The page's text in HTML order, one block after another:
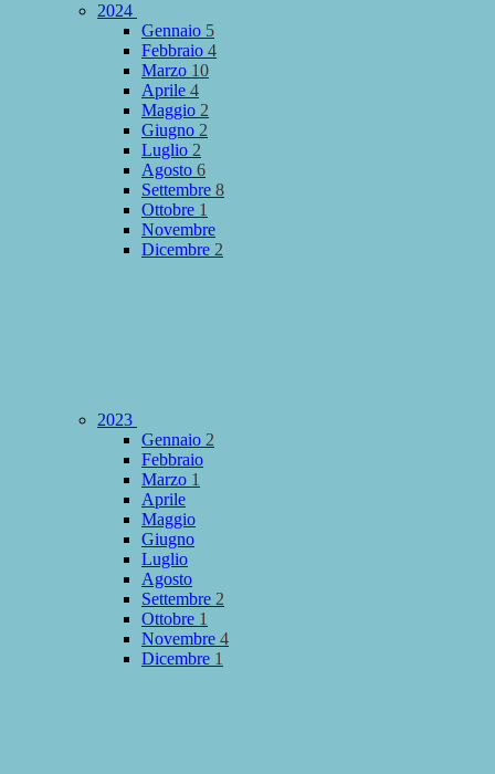
2024
Gennaio 5
Febbraio 4
Marzo 10
Aprile 4
Maggio 2
Giugno 2
Luglio 2
Agosto 6
Settembre 8
Ottobre 1
Novembre
Dicembre 2
2023
Gennaio 2
Febbraio
Marzo 1
Aprile
Maggio
Giugno
Luglio
Agosto
Settembre 2
Ottobre 1
Novembre 4
Dicembre 1